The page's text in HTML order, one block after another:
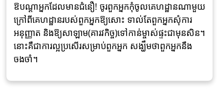
ឱបណ្តាអ្នកដែលមានជំនឿ! ចូរពួកអ្នកកុំចូលគេហដ្ឋានណាមួយ
ក្រៅពីគេហដ្ឋានរបស់ពួកអ្នកឱ្យសោះ ទាល់តែពួកអ្នកសុំការ
អនុញ្ញាត និងឱ្យសាឡាម(គារវកិច្ច)ទៅកាន់ម្ចាស់ផ្ទះជាមុនសិន។
នោះគឺជាការល្អប្រសើរសម្រាប់ពួកអ្នក សង្ឃឹមថាពួកអ្នកនឹង
ចងចាំ។